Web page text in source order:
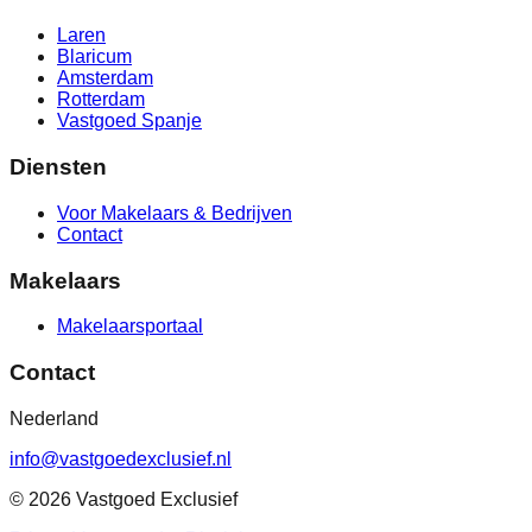
Laren
Blaricum
Amsterdam
Rotterdam
Vastgoed Spanje
Diensten
Voor Makelaars & Bedrijven
Contact
Makelaars
Makelaarsportaal
Contact
Nederland
info@vastgoedexclusief.nl
© 2026 Vastgoed Exclusief